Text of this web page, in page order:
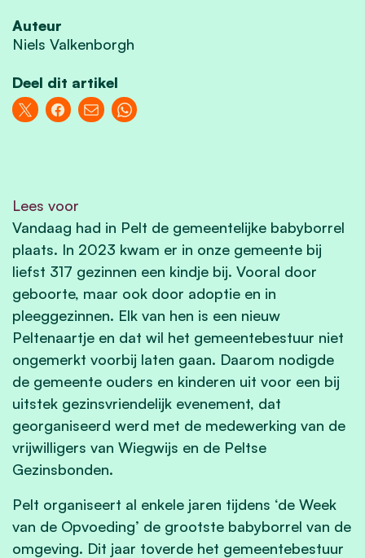
Auteur
Niels Valkenborgh
Deel dit artikel
Lees voor
Vandaag had in Pelt de gemeentelijke babyborrel
plaats. In 2023 kwam er in onze gemeente bij
liefst 317 gezinnen een kindje bij. Vooral door
geboorte, maar ook door adoptie en in
pleeggezinnen. Elk van hen is een nieuw
Peltenaartje en dat wil het gemeentebestuur niet
ongemerkt voorbij laten gaan. Daarom nodigde
de gemeente ouders en kinderen uit voor een bij
uitstek gezinsvriendelijk evenement, dat
georganiseerd werd met de medewerking van de
vrijwilligers van Wiegwijs en de Peltse
Gezinsbonden.
Pelt organiseert al enkele jaren tijdens ‘de Week
van de Opvoeding’ de grootste babyborrel van de
omgeving. Dit jaar toverde het gemeentebestuur